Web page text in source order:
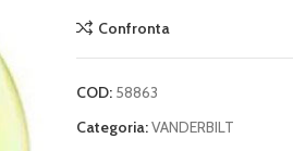
Confronta
COD: 58863
Categoria:VANDERBILT